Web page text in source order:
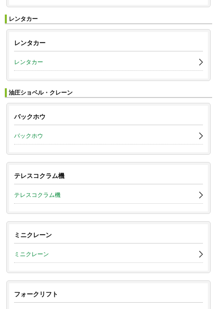
レンタカー
レンタカー
レンタカー
油圧ショベル・クレーン
バックホウ
バックホウ
テレスコクラム機
テレスコクラム機
ミニクレーン
ミニクレーン
フォークリフト